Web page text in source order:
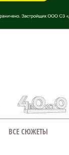
ВСЕ СЮЖЕТЫ